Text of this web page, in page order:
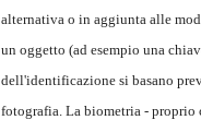
alternativa o in aggiunta alle
un oggetto (ad esempio una
dell'identificazione si basano
fotografia. La biometria -